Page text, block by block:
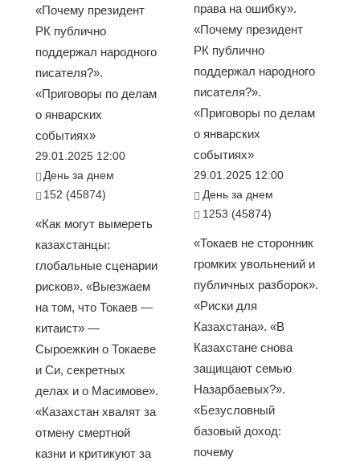
«Почему президент
РК публично
поддержал народного
писателя?».
«Приговоры по делам
о январских
событиях»
29.01.2025 12:00
День за днем
152 (45874)
«Как могут вымереть
казахстанцы:
глобальные сценарии
рисков». «Выезжаем
на том, что Токаев —
китаист» —
Сыроежкин о Токаеве
и Си, секретных
делах и о Масимове».
«Казахстан хвалят за
отмену смертной
казни и критикуют за
права на ошибку».
«Почему президент
РК публично
поддержал народного
писателя?».
«Приговоры по делам
о январских
событиях»
29.01.2025 12:00
День за днем
1253 (45874)
«Токаев не сторонник
громких увольнений и
публичных разборок».
«Риски для
Казахстана». «В
Казахстане снова
защищают семью
Назарбаевых?».
«Безусловный
базовый доход:
почему